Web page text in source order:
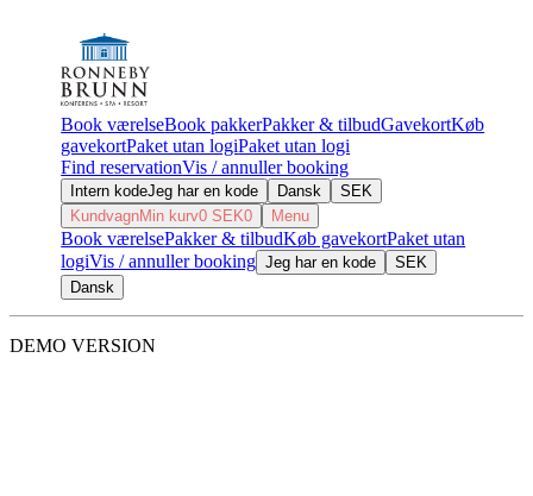
Book værelseBook pakkerPakker & tilbudGavekortKøb
gavekortPaket utan logiPaket utan logi
Find reservationVis / annuller booking
Intern kodeJeg har en kode Dansk
SEK
KundvagnMin kurv0 SEK0 Menu
Book værelsePakker & tilbudKøb gavekortPaket utan
logiVis / annuller booking Jeg har en kode
SEK
Dansk
DEMO VERSION